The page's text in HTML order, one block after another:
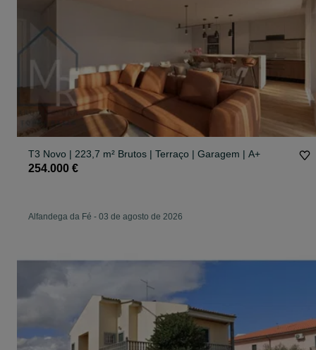
T3 Novo | 223,7 m² Brutos | Terraço | Garagem | A+
254.000 €
Alfandega da Fé - 03 de agosto de 2026